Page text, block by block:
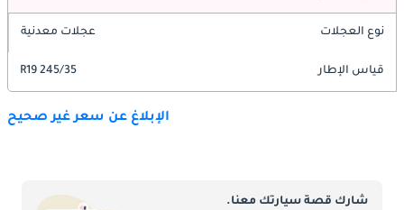
نوع العجلات عجلات معدنية
قياس الإطار 245/35 R19
الإبلاغ عن سعر غير صحيح
شارك قصة سيارتك معنا.